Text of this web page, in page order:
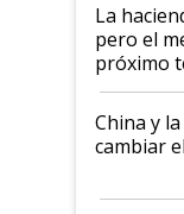
La
pero el
próximo
China y
cambiar